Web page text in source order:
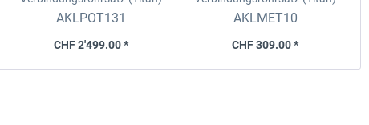
Porsche 718 Cayman GT4 /
AKLPOT131
CHF 2'499.00 *
Mercedes-AMG C 63 S E
AKLMET10
CHF 309.00 *